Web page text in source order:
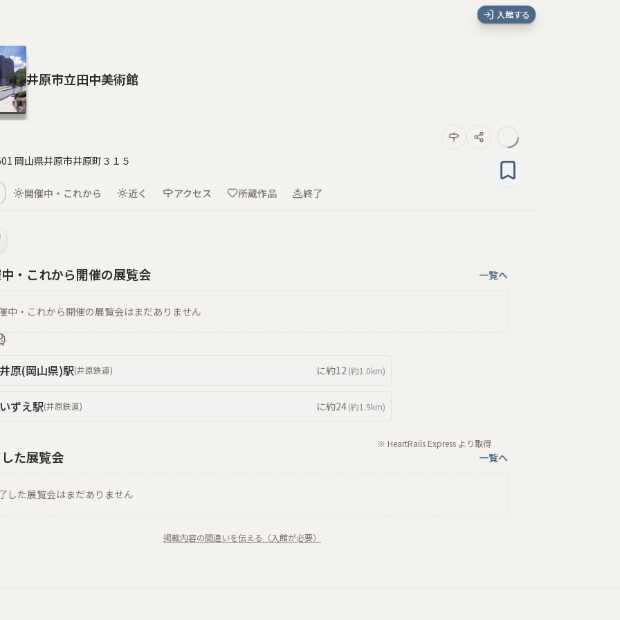
入館する
井原市立田中美術館
岡山県井原市井原町３１５
開催中・これから 近く アクセス 所蔵作品 終了
・これから開催の展覧会 一覧へ
中・これから開催の展覧会はまだありません
井原(岡山県)駅(井原鉄道) に約12 (約1.0km)
いずえ駅(井原鉄道) に約24(約1.9km)
※ HeartRails Express より取得
た展覧会 一覧へ
した展覧会はまだありません
掲載内容の間違いを伝える（入館が必要）